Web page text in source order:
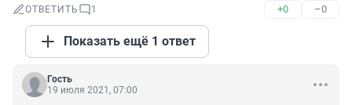
ОТВЕТИТЬ 1 +0 –0
Показать ещё 1 ответ
Гость
19 июля 2021, 07:00